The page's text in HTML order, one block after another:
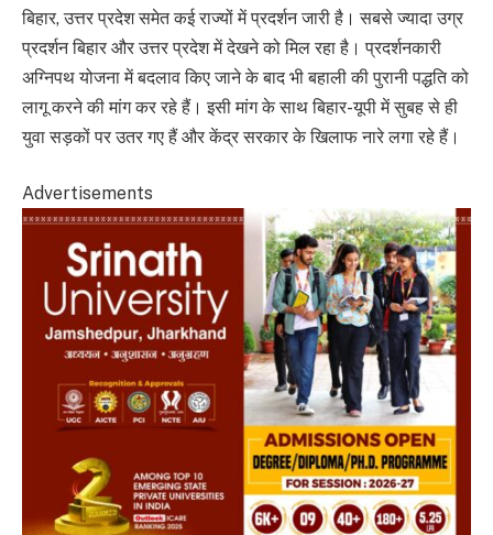
बिहार, उत्तर प्रदेश समेत कई राज्यों में प्रदर्शन जारी है। सबसे ज्यादा उग्र
प्रदर्शन बिहार और उत्तर प्रदेश में देखने को मिल रहा है। प्रदर्शनकारी
अग्निपथ योजना में बदलाव किए जाने के बाद भी बहाली की पुरानी पद्धति को
लागू करने की मांग कर रहे हैं। इसी मांग के साथ बिहार-यूपी में सुबह से ही
युवा सड़कों पर उतर गए हैं और केंद्र सरकार के खिलाफ नारे लगा रहे हैं।
Advertisements